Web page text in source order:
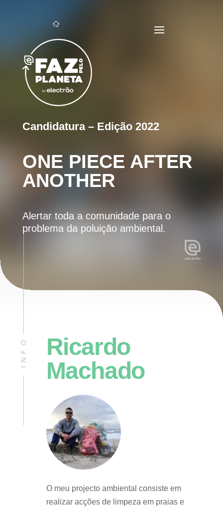
Candidatura – Edição 2022
ONE PIECE AFTER
ANOTHER
Alertar toda a comunidade para o
problema da poluição ambiental.
INFO
Ricardo
Machado
O meu projecto ambiental consiste em
realizar acções de limpeza em praias e